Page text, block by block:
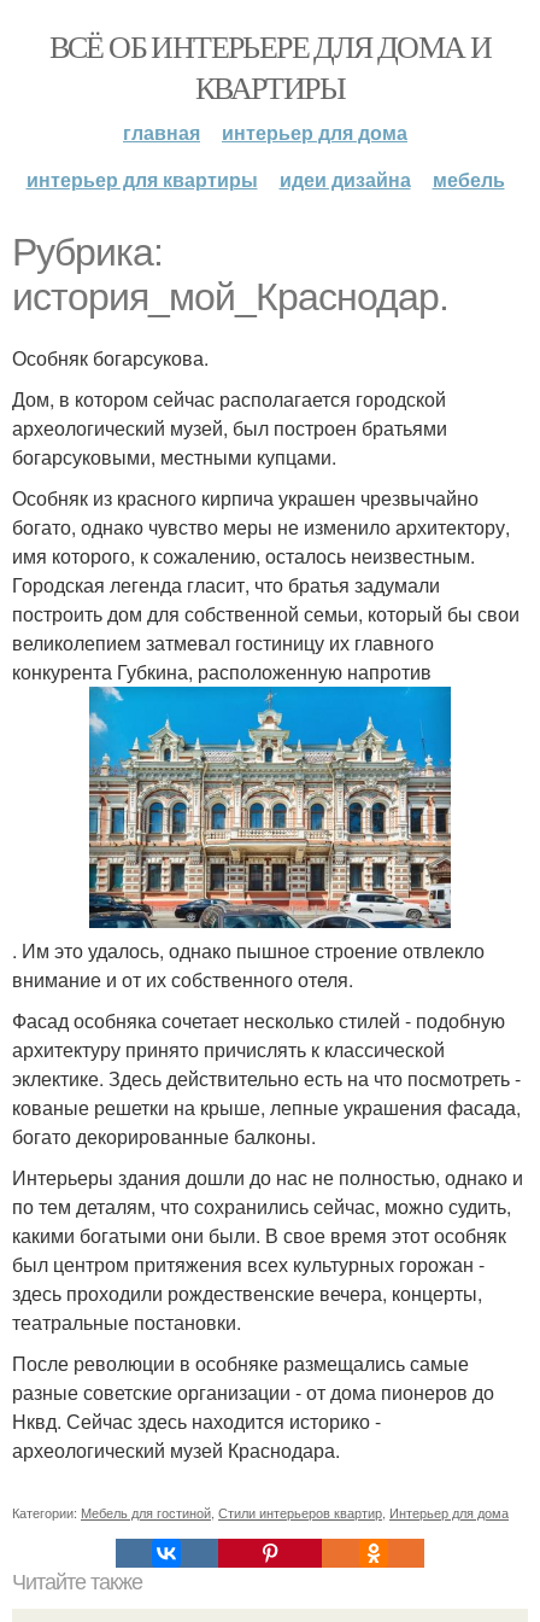
ВСЁ ОБ ИНТЕРЬЕРЕ ДЛЯ ДОМА И
КВАРТИРЫ
главная
интерьер для дома
интерьер для квартиры
идеи дизайна мебель
Рубрика:
история_мой_Краснодар.
Особняк богарсукова.
Дом, в котором сейчас располагается городской
археологический музей, был построен братьями
богарсуковыми, местными купцами.
Особняк из красного кирпича украшен чрезвычайно
богато, однако чувство меры не изменило архитектору,
имя которого, к сожалению, осталось неизвестным.
Городская легенда гласит, что братья задумали
построить дом для собственной семьи, который бы свои
великолепием затмевал гостиницу их главного
конкурента Губкина, расположенную напротив
. Им это удалось, однако пышное строение отвлекло
внимание и от их собственного отеля.
Фасад особняка сочетает несколько стилей - подобную
архитектуру принято причислять к классической
эклектике. Здесь действительно есть на что посмотреть -
кованые решетки на крыше, лепные украшения фасада,
богато декорированные балконы.
Интерьеры здания дошли до нас не полностью, однако и
по тем деталям, что сохранились сейчас, можно судить,
какими богатыми они были. В свое время этот особняк
был центром притяжения всех культурных горожан -
здесь проходили рождественские вечера, концерты,
театральные постановки.
После революции в особняке размещались самые
разные советские организации - от дома пионеров до
Нквд. Сейчас здесь находится историко -
археологический музей Краснодара.
Категории: Мебель для гостиной, Стили интерьеров квартир, Интерьер для дома
Читайте также